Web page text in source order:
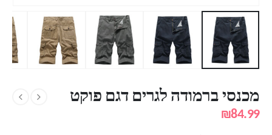
מכנסי ברמודה לגרים דגם פוקט
₪84.99